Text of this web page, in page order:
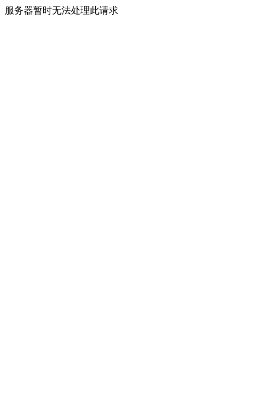
服务器暂时无法处理此请求